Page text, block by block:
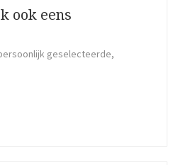
ook eens
geselecteerde,